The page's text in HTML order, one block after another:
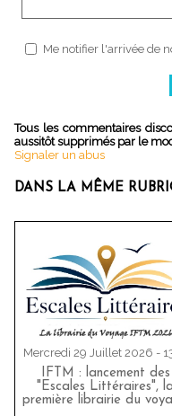
Me notifier l'arrivée de
Tous les commentaires
aussitôt supprimés par le
Signaler un abus
DANS LA MÊME
Mercredi 29 Juillet 2026 -
IFTM : lancement des
"Escales Littéraires", la
première librairie du